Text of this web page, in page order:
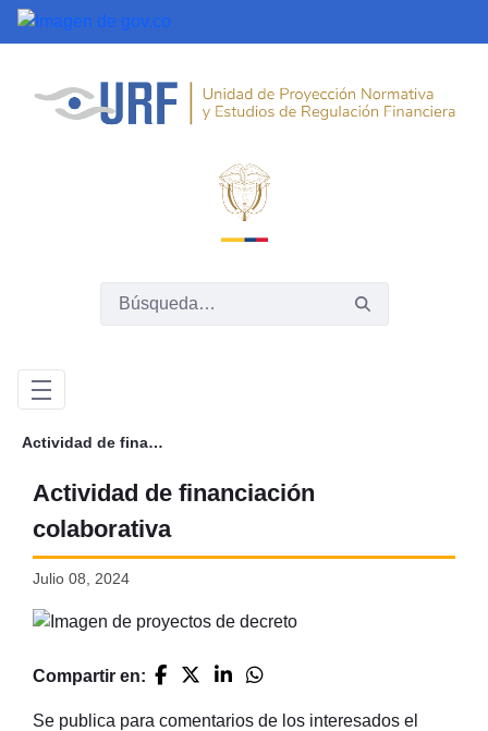
Saltar al contenido principal
Actividad de financiación colaborativa
Actividad de financiación
colaborativa
Julio 08, 2024
Compartir en:
Se publica para comentarios de los interesados el